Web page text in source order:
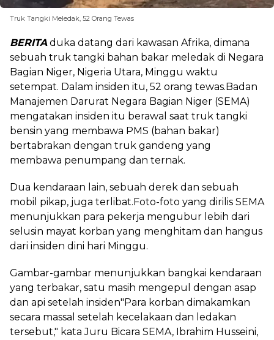
Truk Tangki Meledak, 52 Orang Tewas
BERITAduka datang dari kawasan Afrika, dimana
sebuah truk tangki bahan bakar meledak di Negara
Bagian Niger, Nigeria Utara, Minggu waktu
setempat. Dalam insiden itu, 52 orang tewas.Badan
Manajemen Darurat Negara Bagian Niger (SEMA)
mengatakan insiden itu berawal saat truk tangki
bensin yang membawa PMS (bahan bakar)
bertabrakan dengan truk gandeng yang
membawa penumpang dan ternak.
Dua kendaraan lain, sebuah derek dan sebuah
mobil pikap, juga terlibat.Foto-foto yang dirilis SEMA
menunjukkan para pekerja mengubur lebih dari
selusin mayat korban yang menghitam dan hangus
dari insiden dini hari Minggu.
Gambar-gambar menunjukkan bangkai kendaraan
yang terbakar, satu masih mengepul dengan asap
dan api setelah insiden"Para korban dimakamkan
secara massal setelah kecelakaan dan ledakan
tersebut," kata Juru Bicara SEMA, Ibrahim Husseini,